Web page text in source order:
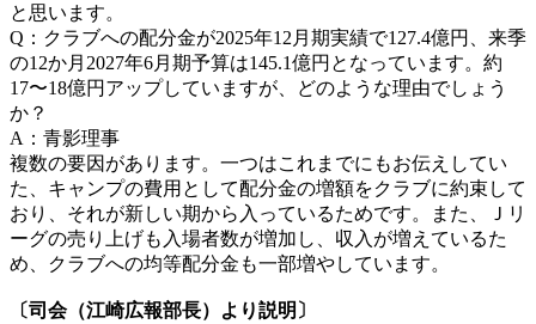
と思います。
Q：クラブへの配分金が2025年12月期実績で127.4億円、来季
の12か月2027年6月期予算は145.1億円となっています。約
17〜18億円アップしていますが、どのような理由でしょう
か？
A：青影理事
複数の要因があります。一つはこれまでにもお伝えしてい
た、キャンプの費用として配分金の増額をクラブに約束して
おり、それが新しい期から入っているためです。また、Ｊリ
ーグの売り上げも入場者数が増加し、収入が増えているた
め、クラブへの均等配分金も一部増やしています。
〔司会（江崎広報部長）より説明〕